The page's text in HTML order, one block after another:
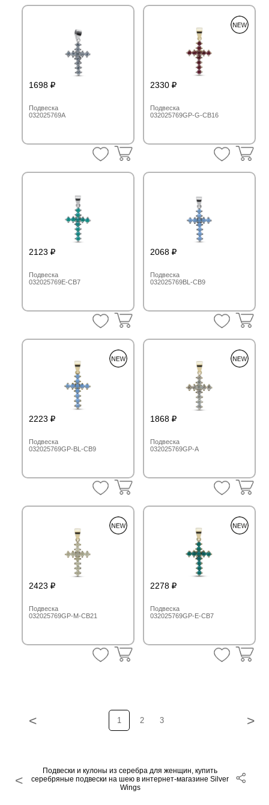
2330
Подвеска
032025769GP-G-CB16
1698
Подвеска
032025769A
2068
Подвеска
032025769BL-CB9
2123
Подвеска
032025769E-CB7
1868
Подвеска
032025769GP-A
2223
Подвеска
032025769GP-BL-CB9
2278
Подвеска
032025769GP-E-CB7
2423
Подвеска
032025769GP-M-CB21
< 1 2 3 >
Подвески и кулоны из серебра для женщин, купить
серебряные подвески на шею в интернет-магазине Silver
Wings